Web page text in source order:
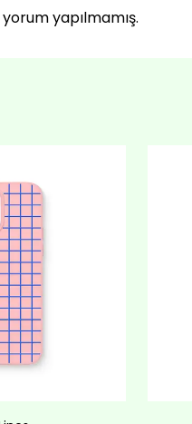
yapılmamış.